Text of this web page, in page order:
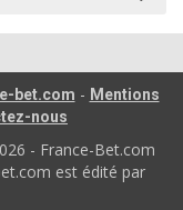
bet.com - Mentions
nous
- France-Bet.com
est édité par